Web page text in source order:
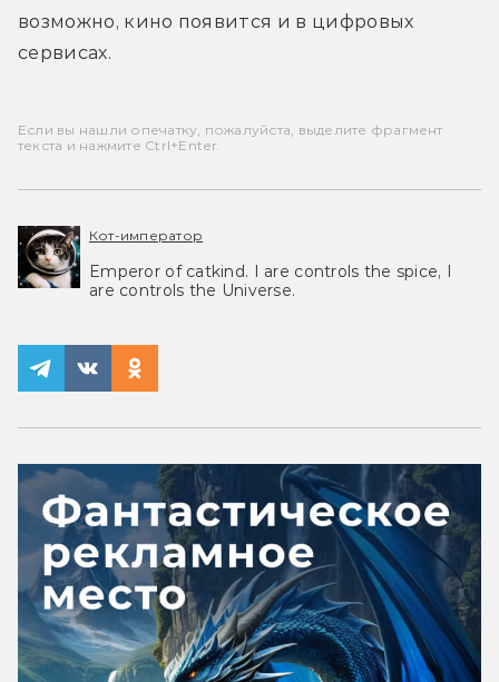
возможно, кино появится и в цифровых
сервисах.
Если вы нашли опечатку, пожалуйста, выделите фрагмент
текста и нажмите Ctrl+Enter.
Кот-император
Emperor of catkind. I are controls the spice, I
are controls the Universe.